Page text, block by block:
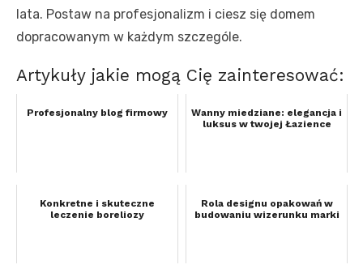
lata. Postaw na profesjonalizm i ciesz się domem
dopracowanym w każdym szczególe.
Artykuły jakie mogą Cię zainteresować:
Profesjonalny blog firmowy
Wanny miedziane: elegancja i
luksus w twojej Łazience
Konkretne i skuteczne
leczenie boreliozy
Rola designu opakowań w
budowaniu wizerunku marki